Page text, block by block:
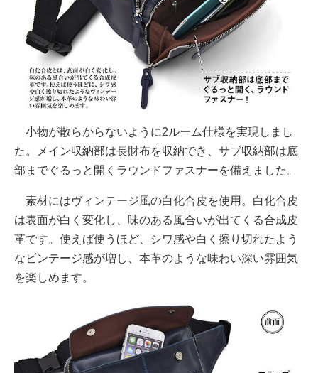
小物が散らからないように2ルーム仕様を実現しまし
た。メイン収納部は長財布を収納でき、サブ収納部は底
部までぐるっと開くラウンドファスナーを備えました。
素材にはヴィンテージ風の白化合皮を使用。白化合皮
は表面が白く変化し、味のある風合いが出てくる合成皮
革です。使えば使うほど、シワ感や白く擦り切れたよう
なビンテージ感が増し、本革のような味わい深い雰囲気
を楽しめます。